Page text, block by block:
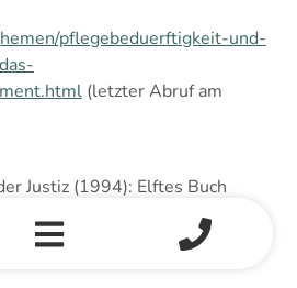
pflegebeduerftigkeit-und-
(letzter Abruf am
Justiz (1994): Elftes Buch
XI) – § 28a Leistungen bei